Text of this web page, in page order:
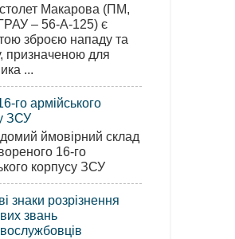
Макарова (ПМ,
– 56-А-125) є
зброєю нападу та
призначеною для
...
го армійського
ЗСУ
ймовірний склад
16-го
корпусу ЗСУ
знаки розрізнення
звань